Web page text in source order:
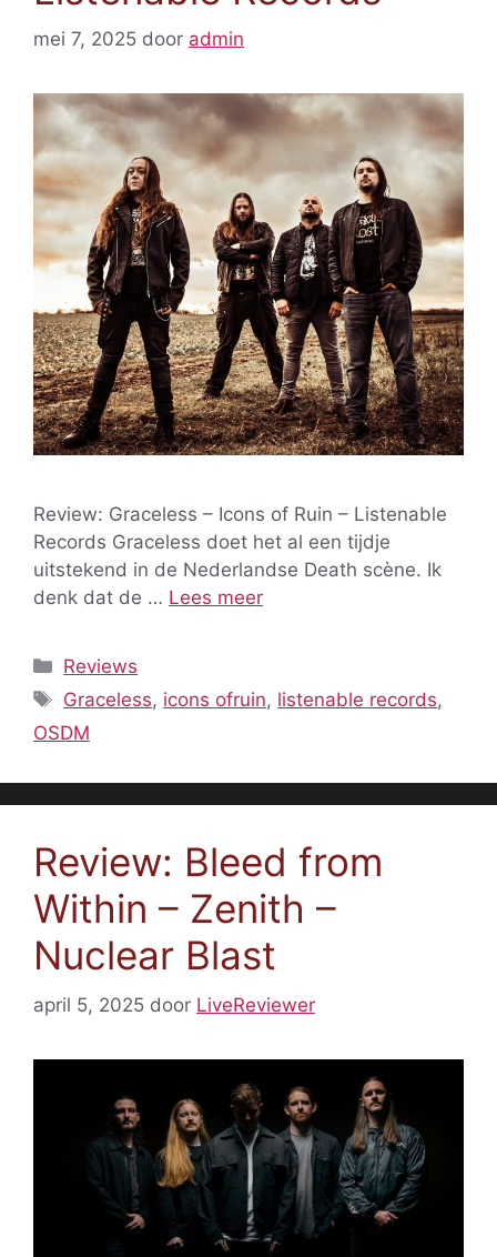
mei 7, 2025 door admin
Review: Graceless – Icons of Ruin – Listenable
Records Graceless doet het al een tijdje
uitstekend in de Nederlandse Death scène. Ik
denk dat de … Lees meer
Categorieën
Reviews
Tags
Graceless, icons ofruin, listenable records,
OSDM
Review: Bleed from
Within – Zenith –
Nuclear Blast
april 5, 2025 door LiveReviewer